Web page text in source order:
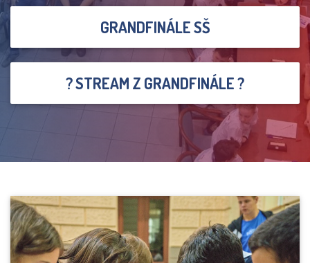
GRANDFINÁLE SŠ
? STREAM Z GRANDFINÁLE ?